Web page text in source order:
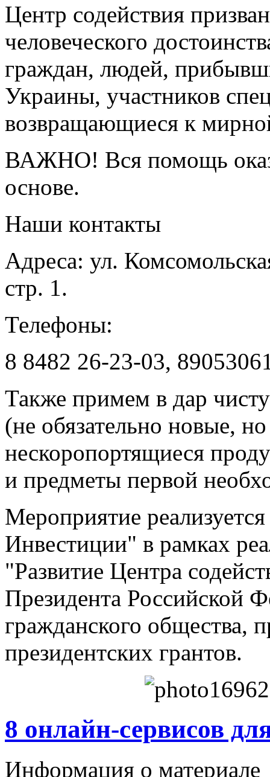
Центр содействия
человеческого
граждан, людей,
Украины, участников
возвращающиеся к
ВАЖНО! Вся помощь
основе.
Наши контакты
Адреса: ул.
стр. 1.
Телефоны:
8 8482 26-23-03,
Также примем в дар
(не обязательно новые,
нескоропортящиеся
и предметы первой
Мероприятие
Инвестиции" в рамках
"Развитие Центра
Президента Российской
гражданского общества,
президентских грантов.
8 онлайн-сервисов
Информация о материале